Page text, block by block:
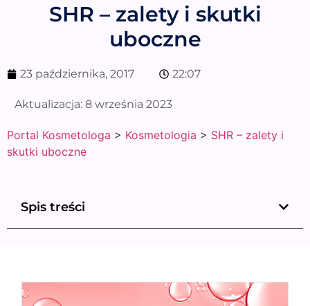
SHR – zalety i skutki
uboczne
23 października, 2017 22:07
Aktualizacja: 8 września 2023
Portal Kosmetologa > Kosmetologia > SHR – zalety i
skutki uboczne
Spis treści